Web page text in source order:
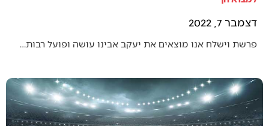
דצמבר 7, 2022
פרשת וישלח אנו מוצאים את יעקב אבינו עושה ופועל רבות…